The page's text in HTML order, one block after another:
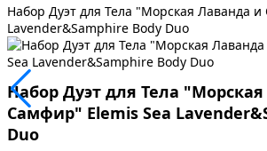
Набор Дуэт для Тела "Морская Лаванда
Lavender&Samphire Body Duo
Набор Дуэт для Тела
Самфир" Elemis Sea
Duo